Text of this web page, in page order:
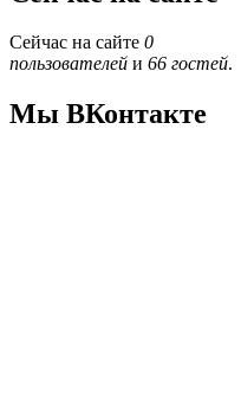
Сейчас на сайте 0
пользователей и 66 гостей.
Мы ВКонтакте